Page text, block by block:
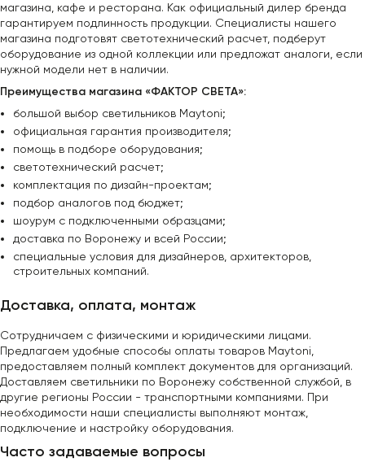
магазина, кафе и ресторана. Как официальный дилер бренда
гарантируем подлинность продукции. Специалисты нашего
магазина подготовят светотехнический расчет, подберут
оборудование из одной коллекции или предложат аналоги, если
нужной модели нет в наличии.
Преимущества магазина «ФАКТОР СВЕТА»:
большой выбор светильников Maytoni;
официальная гарантия производителя;
помощь в подборе оборудования;
светотехнический расчет;
комплектация по дизайн-проектам;
подбор аналогов под бюджет;
шоурум с подключенными образцами;
доставка по Воронежу и всей России;
специальные условия для дизайнеров, архитекторов,
строительных компаний.
Доставка, оплата, монтаж
Сотрудничаем с физическими и юридическими лицами.
Предлагаем удобные способы оплаты товаров Maytoni,
предоставляем полный комплект документов для организаций.
Доставляем светильники по Воронежу собственной службой, в
другие регионы России - транспортными компаниями. При
необходимости наши специалисты выполняют монтаж,
подключение и настройку оборудования.
Часто задаваемые вопросы